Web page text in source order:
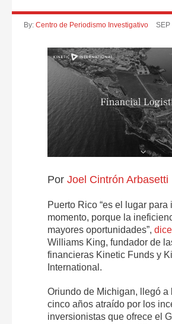
By: Centro de Periodismo Investigativo SEP
Por Joel Cintrón Arbasetti
Puerto Rico “es el lugar para
momento, porque la
mayores oportunidades”, dice
Williams King, fundador de
financieras Kinetic Funds y
International.
Oriundo de Michigan, llegó a
cinco años atraído por los
inversionistas que ofrece el